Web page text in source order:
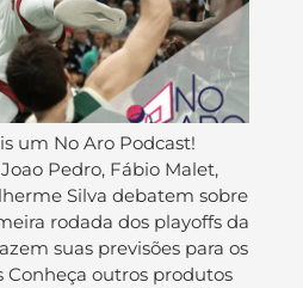
um No Aro Podcast!
Pedro, Fábio Malet,
Silva debatem sobre
rodada dos playoffs da
suas previsões para os
Conheça outros produtos